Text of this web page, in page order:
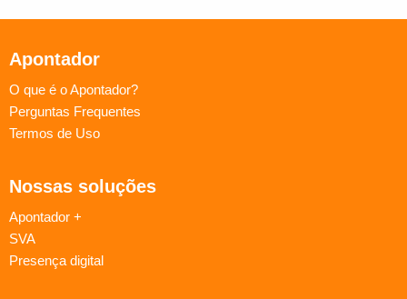
Apontador
O que é o Apontador?
Perguntas Frequentes
Termos de Uso
Nossas soluções
Apontador +
SVA
Presença digital